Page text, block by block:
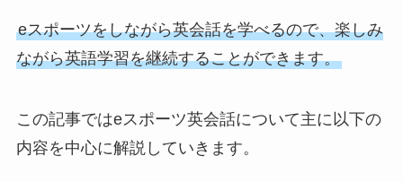
eスポーツをしながら英会話を学べるので、楽しみ
ながら英語学習を継続することができます。
この記事ではeスポーツ英会話について主に以下の
内容を中心に解説していきます。